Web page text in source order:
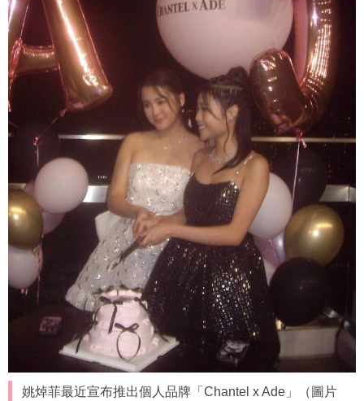
姚焯菲最近宣布推出個人品牌「Chantel x Ade」（圖片